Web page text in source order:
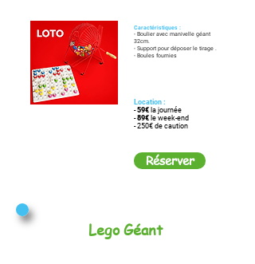
Caractéristiques :
- Boulier avec manivelle géant
32cm.
- Support pour déposer le tirage .
- Boules fournies
Location :
-59€ la journée
-89€ le week-end
- 250€ de caution
Réserver
Lego Géant